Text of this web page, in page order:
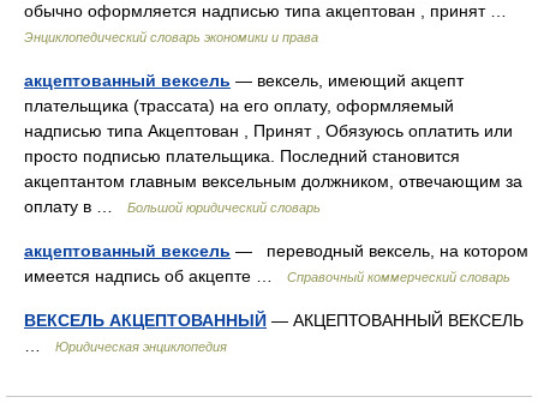
обычно оформляется надписью типа акцептован , принят …
Энциклопедический словарь экономики и права
акцептованный вексель — вексель, имеющий акцепт
плательщика (трассата) на его оплату, оформляемый
надписью типа Акцептован , Принят , Обязуюсь оплатить или
просто подписью плательщика. Последний становится
акцептантом главным вексельным должником, отвечающим за
оплату в …
Большой юридический словарь
акцептованный вексель — переводный вексель, на котором
имеется надпись об акцепте …
Справочный коммерческий словарь
ВЕКСЕЛЬ АКЦЕПТОВАННЫЙ — АКЦЕПТОВАННЫЙ ВЕКСЕЛЬ
Юридическая энциклопедия